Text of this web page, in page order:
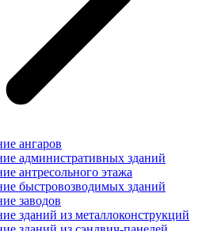
ангаров
административных зданий
антресольного этажа
быстровозводимых зданий
заводов
зданий из металлоконструкций